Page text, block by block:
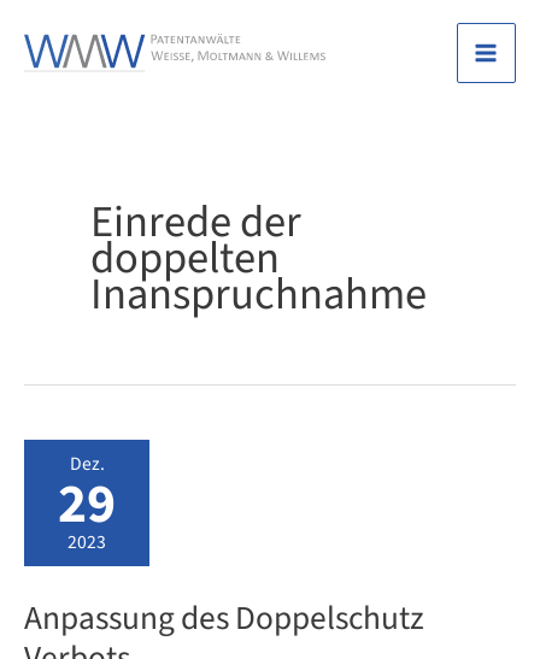
Inhalt
Einrede der
doppelten
Inanspruchnahme
Dez.
29
2023
Anpassung des Doppelschutz